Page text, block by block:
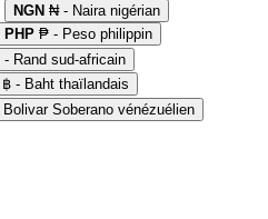
NGN ₦ - Naira nigérian
PHP ₱ - Peso philippin
- Rand sud-africain
฿ - Baht thaïlandais
Bolivar Soberano vénézuélien